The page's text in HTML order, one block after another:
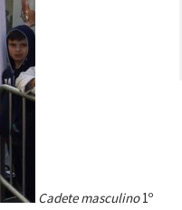
Cadete masculino1º